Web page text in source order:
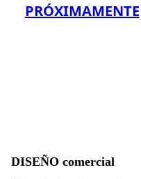
PRÓXIMAMENTE
DISEÑO comercial